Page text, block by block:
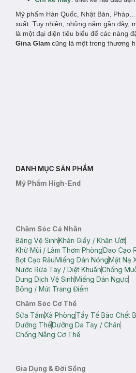
Mỹ phẩm Hàn Quốc, Nhật Bản,
xuất. Tuy nhiên, những năm gần đây,
là một đại diện tiêu biểu để các nàng
Gina Glam cũng là một trong thương
DANH MỤC SẢN PHẨM
Mỹ Phẩm High-End
Chăm Sóc Cá Nhân
Băng Vệ SinhKhăn Giấy / Khăn Ướt
Khử Mùi / Làm Thơm PhòngDao Cạo
Bọt Cạo RâuMiếng Dán NóngMặt Nạ
Nước Rửa Tay / Diệt KhuẩnChống
Dung Dịch Vệ SinhMiếng Dán Ngực
Bông / Mút Trang Điểm
Chăm Sóc Cơ Thể
Sữa TắmXà PhòngTẩy Tế Bào Chết
Dưỡng ThểDưỡng Da Tay / Chân
Chống Nắng Cơ Thể
Gia Dụng & Đời Sống